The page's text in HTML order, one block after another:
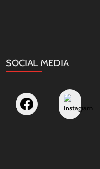
SOCIAL MEDIA